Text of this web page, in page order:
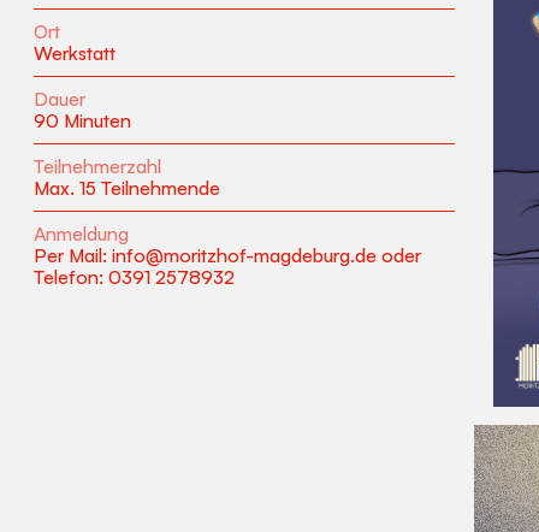
Ort
Werkstatt
Dauer
90 Minuten
Teilnehmerzahl
Max. 15 Teilnehmende
Anmeldung
Per Mail: info@moritzhof-magdeburg.de oder
Telefon: 0391 2578932